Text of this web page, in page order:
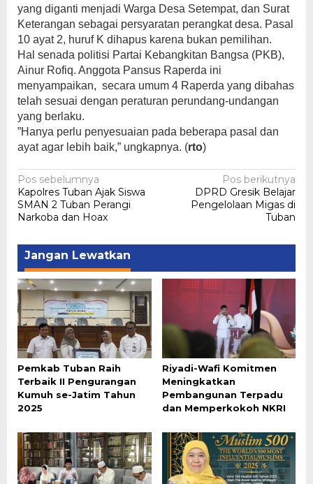
yang diganti menjadi Warga Desa Setempat, dan Surat
Keterangan sebagai persyaratan perangkat desa. Pasal
10 ayat 2, huruf K dihapus karena bukan pemilihan.
Hal senada politisi Partai Kebangkitan Bangsa (PKB),
Ainur Rofiq. Anggota Pansus Raperda ini
menyampaikan, secara umum 4 Raperda yang dibahas
telah sesuai dengan peraturan perundang-undangan
yang berlaku.
”Hanya perlu penyesuaian pada beberapa pasal dan
ayat agar lebih baik,” ungkapnya. (rto)
Navigasi
pos
Pos sebelumnya
Kapolres Tuban Ajak Siswa
SMAN 2 Tuban Perangi
Narkoba dan Hoax
Pos berikutnya
DPRD Gresik Belajar
Pengelolaan Migas di
Tuban
Jangan Lewatkan
Pemkab Tuban Raih
Terbaik II Pengurangan
Kumuh se-Jatim Tahun
2025
Riyadi-Wafi Komitmen
Meningkatkan
Pembangunan Terpadu
dan Memperkokoh NKRI